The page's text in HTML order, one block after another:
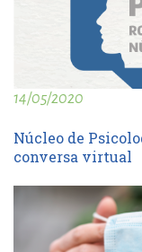
14/05/2020
Núcleo de
conversa virtual